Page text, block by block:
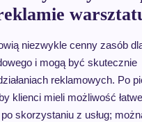
niezwykle cenny zasób
i mogą być skutecznie
reklamowych. Po
klienci mieli możliwość
skorzystaniu z usług;